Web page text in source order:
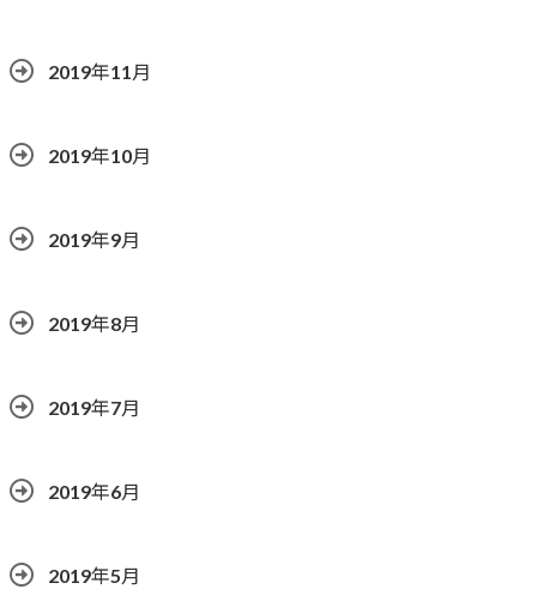
2019年11月
2019年10月
2019年9月
2019年8月
2019年7月
2019年6月
2019年5月